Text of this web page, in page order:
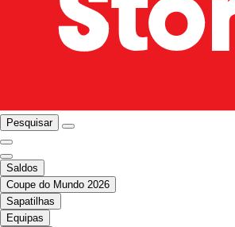
Pesquisar
Saldos
Coupe do Mundo 2026
Sapatilhas
Equipas